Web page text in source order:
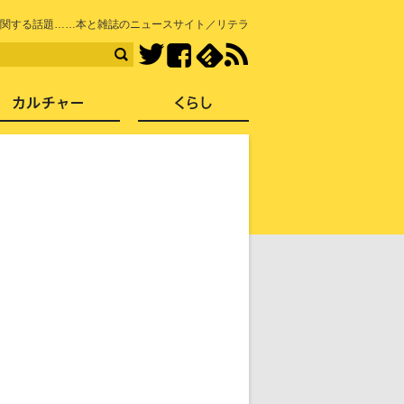
する話題……本と雑誌のニュースサイト／リテラ
TwitterFacebook
社会